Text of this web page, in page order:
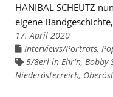
HANIBAL SCHEUTZ
eigene
17. April 2020
Links
den
Kategorien
Interviews/Porträts,
Links
den
5/8erl in Ehr'n, Bobby
Niederösterreich,